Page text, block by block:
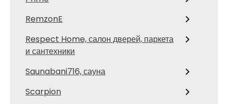
RemzonE
Respect Home, салон дверей, паркета
и сантехники
Saunabani716, сауна
Scarpion